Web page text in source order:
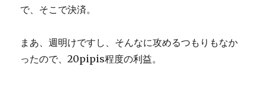
で、そこで決済。
まあ、週明けですし、そんなに攻めるつもりもなか
ったので、20pipis程度の利益。